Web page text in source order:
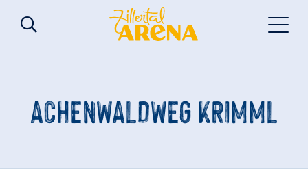
ACHENWALDWEG KRIMML